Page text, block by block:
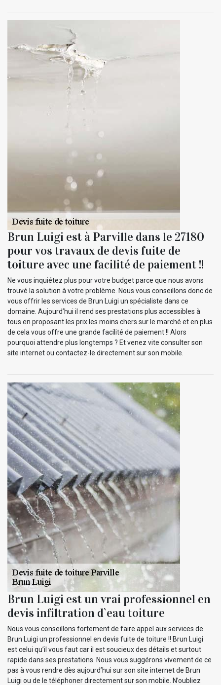
Brun Luigi est à Parville dans le 27180
pour vos travaux de devis fuite de
toiture avec une facilité de paiement !!
Ne vous inquiétez plus pour votre budget parce que nous avons
trouvé la solution à votre problème. Nous vous conseillons donc de
vous offrir les services de Brun Luigi un spécialiste dans ce
domaine. Aujourd’hui il rend ses prestations plus accessibles à
tous en proposant les prix les moins chers sur le marché et en plus
de cela vous offre une grande facilité de paiement !! Alors
pourquoi attendre plus longtemps ? Et venez vite consulter son
site internet ou contactez-le directement sur son mobile.
Brun Luigi est un vrai professionnel en
devis infiltration d`eau toiture
Nous vous conseillons fortement de faire appel aux services de
Brun Luigi un professionnel en devis fuite de toiture !! Brun Luigi
est celui qu’il vous faut car il est soucieux des détails et surtout
rapide dans ses prestations. Nous vous suggérons vivement de ce
pas à vous rendre dès aujourd’hui sur son site internet de Brun
Luigi ou de le téléphoner directement sur son mobile. N’oubliez